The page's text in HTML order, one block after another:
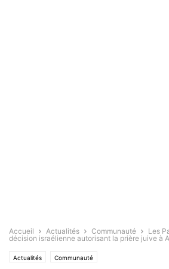
Accueil Actualités Communauté
Les
décision israélienne autorisant la prière juive à
Actualités Communauté